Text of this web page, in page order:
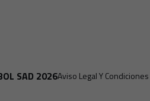
Aviso Legal Y
SAD 2026